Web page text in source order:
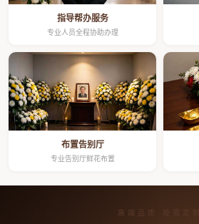
指导帮办服务
专业人员全程协助办理
布置告别厅
专业告别厅鲜花布置
高端品质 按需定制